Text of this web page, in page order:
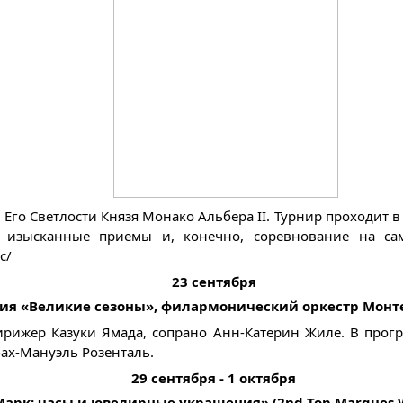
Светлости Князя Монако Альбера II. Турнир проходит
приемы и, конечно, соревнование на
23 сентября
«Великие сезоны», филармонический оркестр
Казуки Ямада, сопрано Анн-Катерин Жиле. В
Мануэль Розенталь.
29 сентября - 1 октября